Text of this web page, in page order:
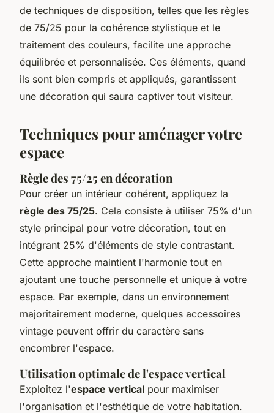
de techniques de disposition, telles que les règles
de 75/25 pour la cohérence stylistique et le
traitement des couleurs, facilite une approche
équilibrée et personnalisée. Ces éléments, quand
ils sont bien compris et appliqués, garantissent
une décoration qui saura captiver tout visiteur.
Techniques pour aménager votre
espace
Règle des 75/25 en décoration
Pour créer un intérieur cohérent, appliquez la
règle des 75/25. Cela consiste à utiliser 75% d'un
style principal pour votre décoration, tout en
intégrant 25% d'éléments de style contrastant.
Cette approche maintient l'harmonie tout en
ajoutant une touche personnelle et unique à votre
espace. Par exemple, dans un environnement
majoritairement moderne, quelques accessoires
vintage peuvent offrir du caractère sans
encombrer l'espace.
Utilisation optimale de l'espace vertical
Exploitez l'espace vertical pour maximiser
l'organisation et l'esthétique de votre habitation.